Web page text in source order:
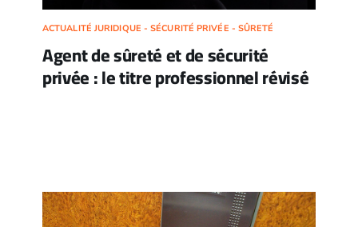
ACTUALITÉ JURIDIQUE - SÉCURITÉ PRIVÉE - SÛRETÉ
Agent de sûreté et de sécurité
privée : le titre professionnel révisé